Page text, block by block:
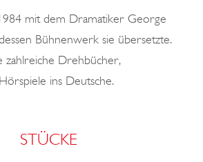
mit dem Dramatiker George
Bühnenwerk sie übersetzte.
Drehbücher,
ins Deutsche.
STÜCKE